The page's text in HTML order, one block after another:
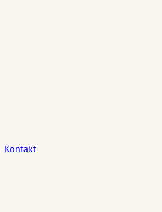
Kontakt